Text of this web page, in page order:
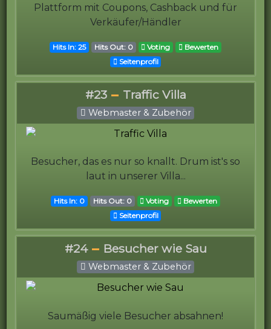
Plattform mit Coupons, Cashback und für
Verkäufer/Händler
Hits In: 25 Hits Out: 0 Voting
Bewerten
Seitenprofil
#23 Traffic Villa
Webmaster & Zubehör
Besucher, das es nur so knallt. Drum ist's so
laut in unserer Villa...
Hits In: 0 Hits Out: 0 Voting
Bewerten
Seitenprofil
#24 Besucher wie Sau
Webmaster & Zubehör
Saumäßig viele Besucher absahnen!